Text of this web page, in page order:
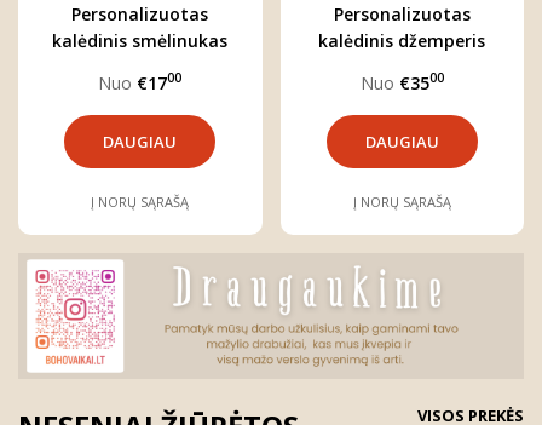
Personalizuotas
kalėdinis smėlinukas
Nuo €1700
DAUGIAU
Į NORŲ SĄRAŠĄ
Personalizuotas
kalėdinis džemperis
Nuo €3500
DAUGIAU
Į NORŲ SĄRAŠĄ
VISOS PREKĖS